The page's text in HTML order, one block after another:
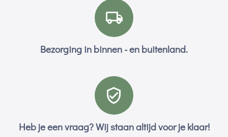
Bezorging in binnen - en buitenland.
Heb je een vraag? Wij staan altijd voor je klaar!